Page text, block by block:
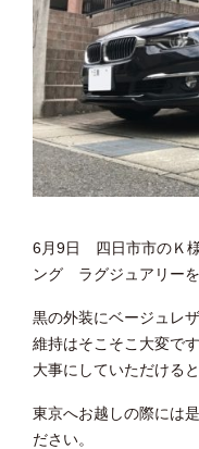
6月9日 四日市市のＫ
ング ラグジュアリーを
黒の外装にベージュレ
維持はそこそこ大変で
大事にしていただけると
東京へお越しの際には
ださい。